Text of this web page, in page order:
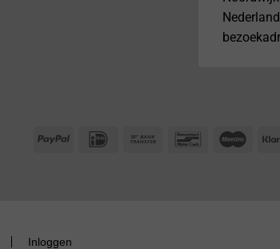
PayPal IDeal
Bank
Bancontact
Inloggen